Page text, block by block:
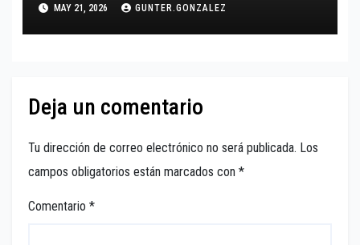
MAY 21, 2026 GUNTER.GONZALEZ
Deja un comentario
Tu dirección de correo electrónico no será publicada. Los
campos obligatorios están marcados con *
Comentario *